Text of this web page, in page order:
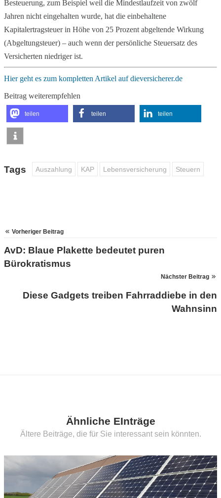
Besteuerung, zum Beispiel weil die Mindestlaufzeit von zwölf
Jahren nicht eingehalten wurde, hat die einbehaltene
Kapitalertragsteuer in Höhe von 25 Prozent abgeltende Wirkung
(Abgeltungsteuer) – auch wenn der persönliche Steuersatz des
Versicherten niedriger ist.
Hier geht es zum kompletten Artikel auf dieversicherer.de
Beitrag weiterempfehlen
teilen teilen teilen
Tags Auszahlung KAP Lebensversicherung Steuern
Vorheriger Beitrag
AvD: Blaue Plakette bedeutet puren
Bürokratismus
Nächster Beitrag
Diese Gadgets treiben Fahrraddiebe in den
Wahnsinn
Ähnliche EInträge
Ältere Beiträge, die für Sie interessant sein könnten.